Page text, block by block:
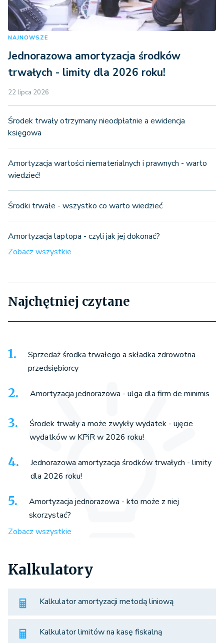
NAJNOWSZE
Jednorazowa amortyzacja środków
trwałych - limity dla 2026 roku!
22 lipca 2026
Środek trwały otrzymany nieodpłatnie a ewidencja
księgowa
Amortyzacja wartości niematerialnych i prawnych - warto
wiedzieć!
Środki trwałe - wszystko co warto wiedzieć
Amortyzacja laptopa - czyli jak jej dokonać?
Zobacz wszystkie
Najchętniej czytane
Sprzedaż środka trwałego a składka zdrowotna
przedsiębiorcy
Amortyzacja jednorazowa - ulga dla firm de minimis
Środek trwały a może zwykły wydatek - ujęcie
wydatków w KPiR w 2026 roku!
Jednorazowa amortyzacja środków trwałych - limity
dla 2026 roku!
Amortyzacja jednorazowa - kto może z niej
skorzystać?
Zobacz wszystkie
Kalkulatory
Kalkulator amortyzacji metodą liniową
Kalkulator limitów na kasę fiskalną